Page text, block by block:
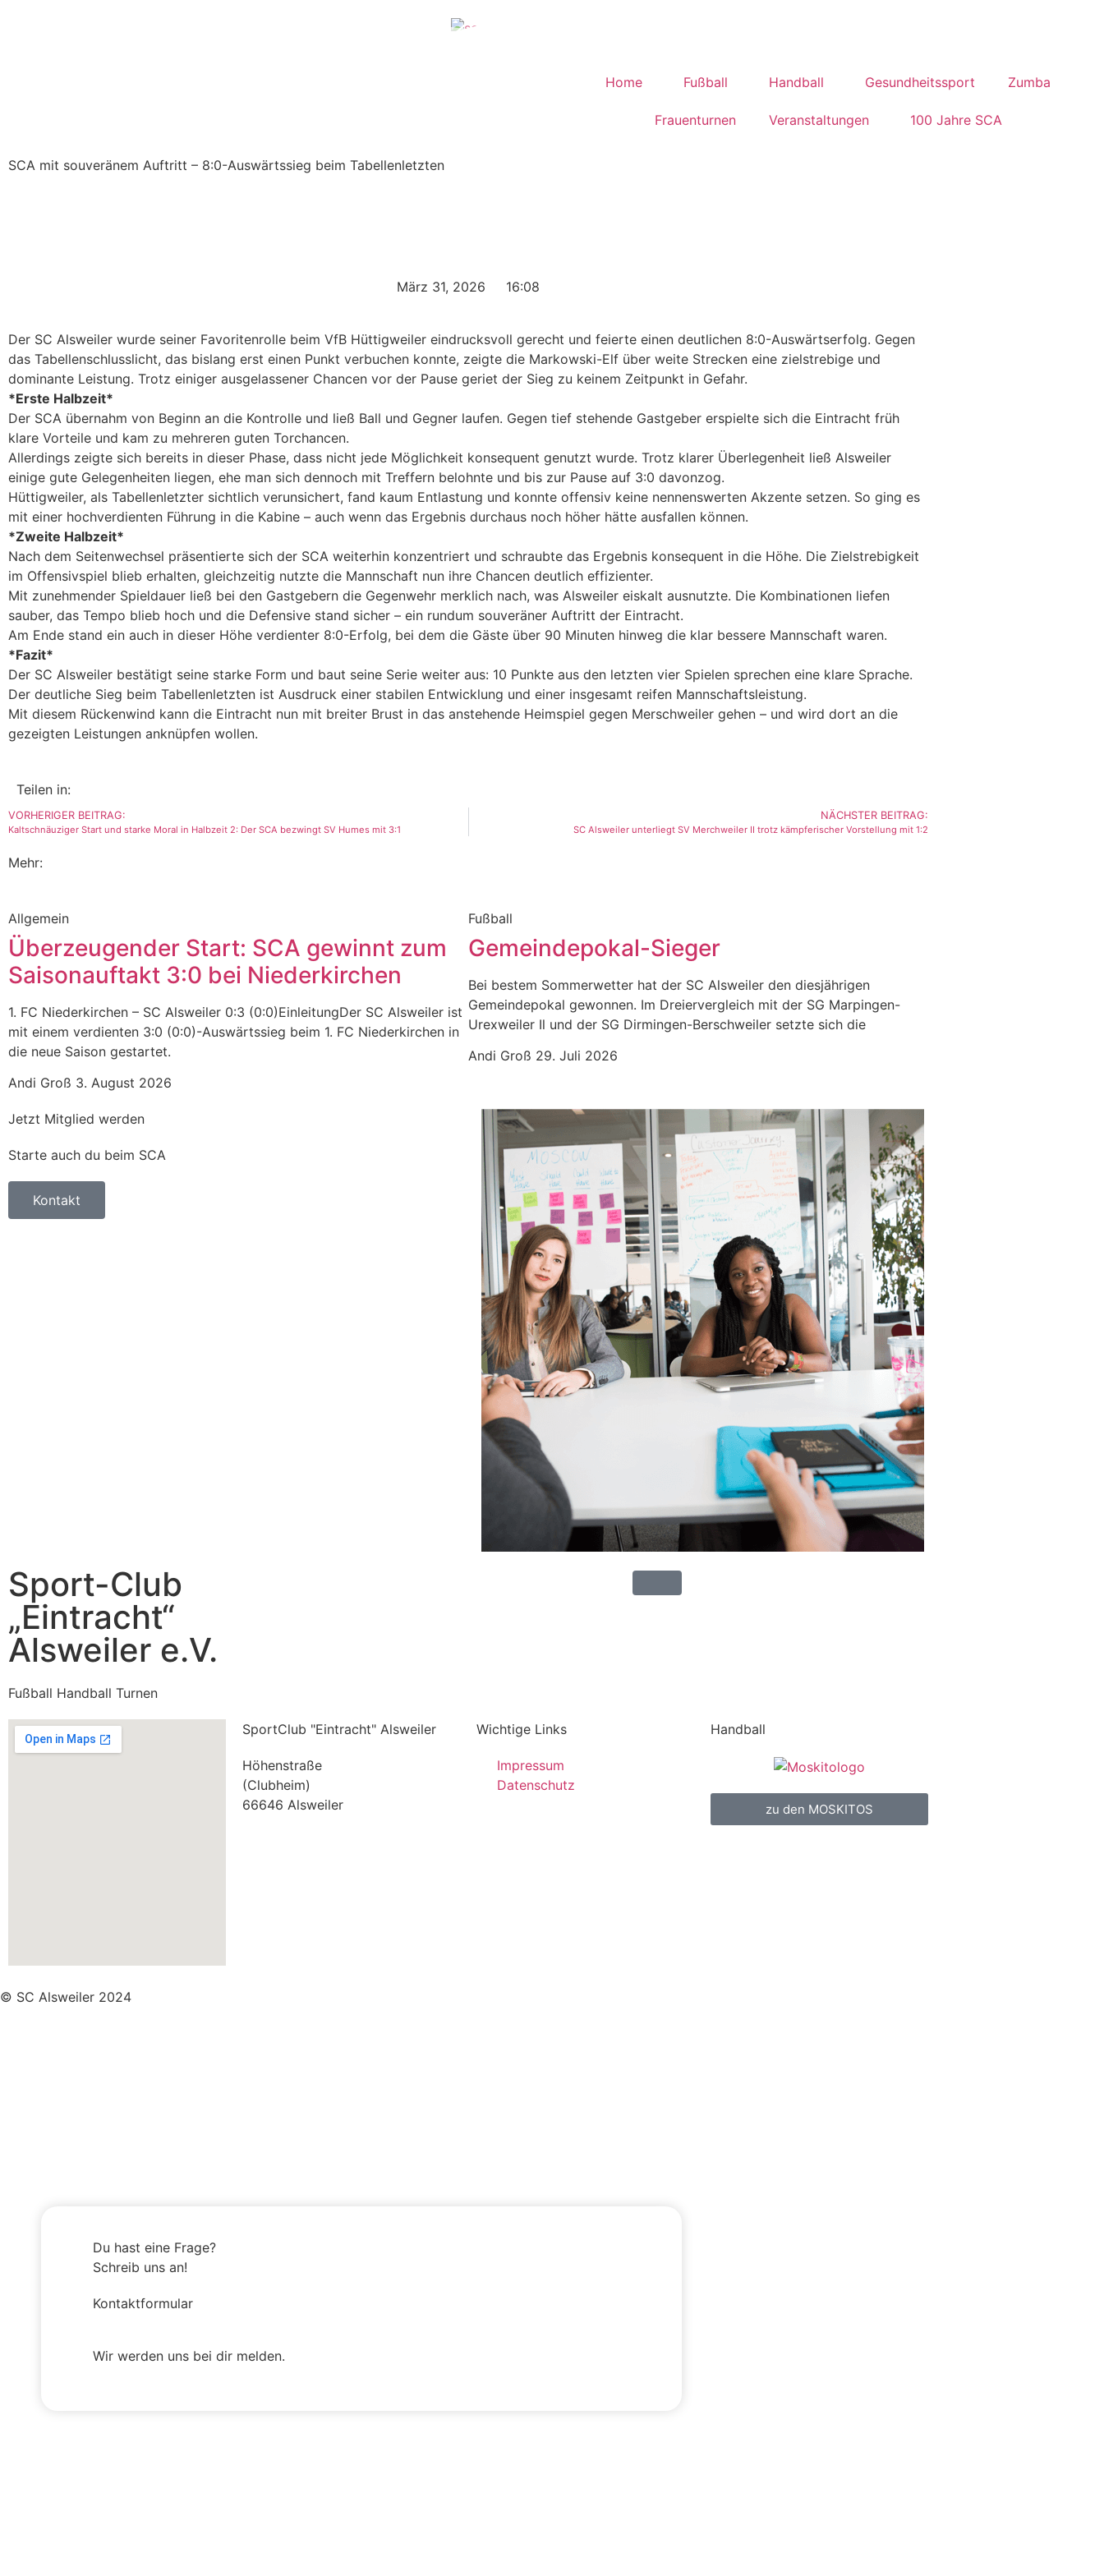
Home Fußball Handball Gesundheitssport Zumba
Frauenturnen Veranstaltungen 100 Jahre SCA
SCA mit souveränem Auftritt – 8:0-Auswärtssieg beim Tabellenletzten
März 31, 2026 16:08
Der SC Alsweiler wurde seiner Favoritenrolle beim VfB Hüttigweiler eindrucksvoll gerecht und feierte einen deutlichen 8:0-Auswärtserfolg. Gegen
das Tabellenschlusslicht, das bislang erst einen Punkt verbuchen konnte, zeigte die Markowski-Elf über weite Strecken eine zielstrebige und
dominante Leistung. Trotz einiger ausgelassener Chancen vor der Pause geriet der Sieg zu keinem Zeitpunkt in Gefahr.
*Erste Halbzeit*
Der SCA übernahm von Beginn an die Kontrolle und ließ Ball und Gegner laufen. Gegen tief stehende Gastgeber erspielte sich die Eintracht früh
klare Vorteile und kam zu mehreren guten Torchancen.
Allerdings zeigte sich bereits in dieser Phase, dass nicht jede Möglichkeit konsequent genutzt wurde. Trotz klarer Überlegenheit ließ Alsweiler
einige gute Gelegenheiten liegen, ehe man sich dennoch mit Treffern belohnte und bis zur Pause auf 3:0 davonzog.
Hüttigweiler, als Tabellenletzter sichtlich verunsichert, fand kaum Entlastung und konnte offensiv keine nennenswerten Akzente setzen. So ging es
mit einer hochverdienten Führung in die Kabine – auch wenn das Ergebnis durchaus noch höher hätte ausfallen können.
*Zweite Halbzeit*
Nach dem Seitenwechsel präsentierte sich der SCA weiterhin konzentriert und schraubte das Ergebnis konsequent in die Höhe. Die Zielstrebigkeit
im Offensivspiel blieb erhalten, gleichzeitig nutzte die Mannschaft nun ihre Chancen deutlich effizienter.
Mit zunehmender Spieldauer ließ bei den Gastgebern die Gegenwehr merklich nach, was Alsweiler eiskalt ausnutzte. Die Kombinationen liefen
sauber, das Tempo blieb hoch und die Defensive stand sicher – ein rundum souveräner Auftritt der Eintracht.
Am Ende stand ein auch in dieser Höhe verdienter 8:0-Erfolg, bei dem die Gäste über 90 Minuten hinweg die klar bessere Mannschaft waren.
*Fazit*
Der SC Alsweiler bestätigt seine starke Form und baut seine Serie weiter aus: 10 Punkte aus den letzten vier Spielen sprechen eine klare Sprache.
Der deutliche Sieg beim Tabellenletzten ist Ausdruck einer stabilen Entwicklung und einer insgesamt reifen Mannschaftsleistung.
Mit diesem Rückenwind kann die Eintracht nun mit breiter Brust in das anstehende Heimspiel gegen Merschweiler gehen – und wird dort an die
gezeigten Leistungen anknüpfen wollen.
Teilen in:
VORHERIGER BEITRAG:
Kaltschnäuziger Start und starke Moral in Halbzeit 2: Der SCA bezwingt SV Humes mit 3:1
NÄCHSTER BEITRAG:
SC Alsweiler unterliegt SV Merchweiler II trotz kämpferischer Vorstellung mit 1:2
Mehr:
Allgemein
Überzeugender Start: SCA gewinnt zum
Saisonauftakt 3:0 bei Niederkirchen
1. FC Niederkirchen – SC Alsweiler 0:3 (0:0)EinleitungDer SC Alsweiler ist
mit einem verdienten 3:0 (0:0)-Auswärtssieg beim 1. FC Niederkirchen in
die neue Saison gestartet.
Andi Groß 3. August 2026
Fußball
Gemeindepokal-Sieger
Bei bestem Sommerwetter hat der SC Alsweiler den diesjährigen
Gemeindepokal gewonnen. Im Dreiervergleich mit der SG Marpingen-
Urexweiler Il und der SG Dirmingen-Berschweiler setzte sich die
Andi Groß 29. Juli 2026
Jetzt Mitglied werden
Starte auch du beim SCA
Kontakt
Sport-Club
„Eintracht“
Alsweiler e.V.
Fußball Handball Turnen
SportClub "Eintracht" Alsweiler
Höhenstraße
(Clubheim)
66646 Alsweiler
Wichtige Links
Impressum
Datenschutz
Handball
zu den MOSKITOS
© SC Alsweiler 2024
Du hast eine Frage?
Schreib uns an!
Kontaktformular
Wir werden uns bei dir melden.